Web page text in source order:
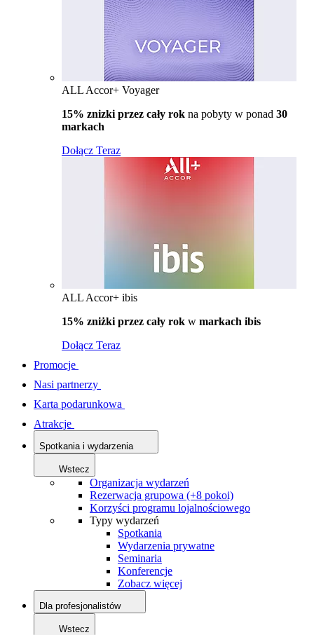
ALL Accor+ Voyager
15% znizki przez cały rok na pobyty w ponad 30
markach
Dołącz Teraz
ALL Accor+ ibis
15% zniżki przez cały rok w markach ibis
Dołącz Teraz
Promocje
Nasi partnerzy
Karta podarunkowa
Atrakcje
Spotkania i wydarzenia
Wstecz
Organizacja wydarzeń
Rezerwacja grupowa (+8 pokoi)
Korzyści programu lojalnościowego
Typy wydarzeń
Spotkania
Wydarzenia prywatne
Seminaria
Konferencje
Zobacz więcej
Dla profesjonalistów
Wstecz